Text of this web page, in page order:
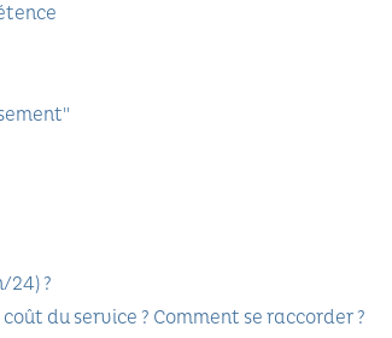
24) ?
du service ? Comment se raccorder ?